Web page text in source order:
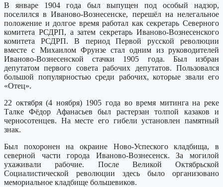
В январе 1904 года был выпущен под особый надзор,
поселился в Иваново-Вознесенске, перешёл на нелегальное
положение и долгое время работал как секретарь Северного
комитета РСДРП, а затем секретарь Иваново-Вознесенского
комитета РСДРП. В период Первой русской революции
вместе с Михаилом Фрунзе стал одним из руководителей
Иваново-Вознесенской стачки 1905 года. Был избран
депутатом первого совета рабочих депутатов. Пользовался
большой популярностью среди рабочих, которые звали его
«Отец».
22 октября (4 ноября) 1905 года во время митинга на реке
Талке Фёдор Афанасьев был растерзан толпой казаков и
черносотенцев. На месте его гибели установлен памятный
знак.
Был похоронен на окраине Ново-Успеского кладбища, в
северной части города Иваново-Вознесенск. За могилой
ухаживали рабочие. После Великой Октябрьской
Социалистической революции здесь было организовано
мемориальное кладбище большевиков.